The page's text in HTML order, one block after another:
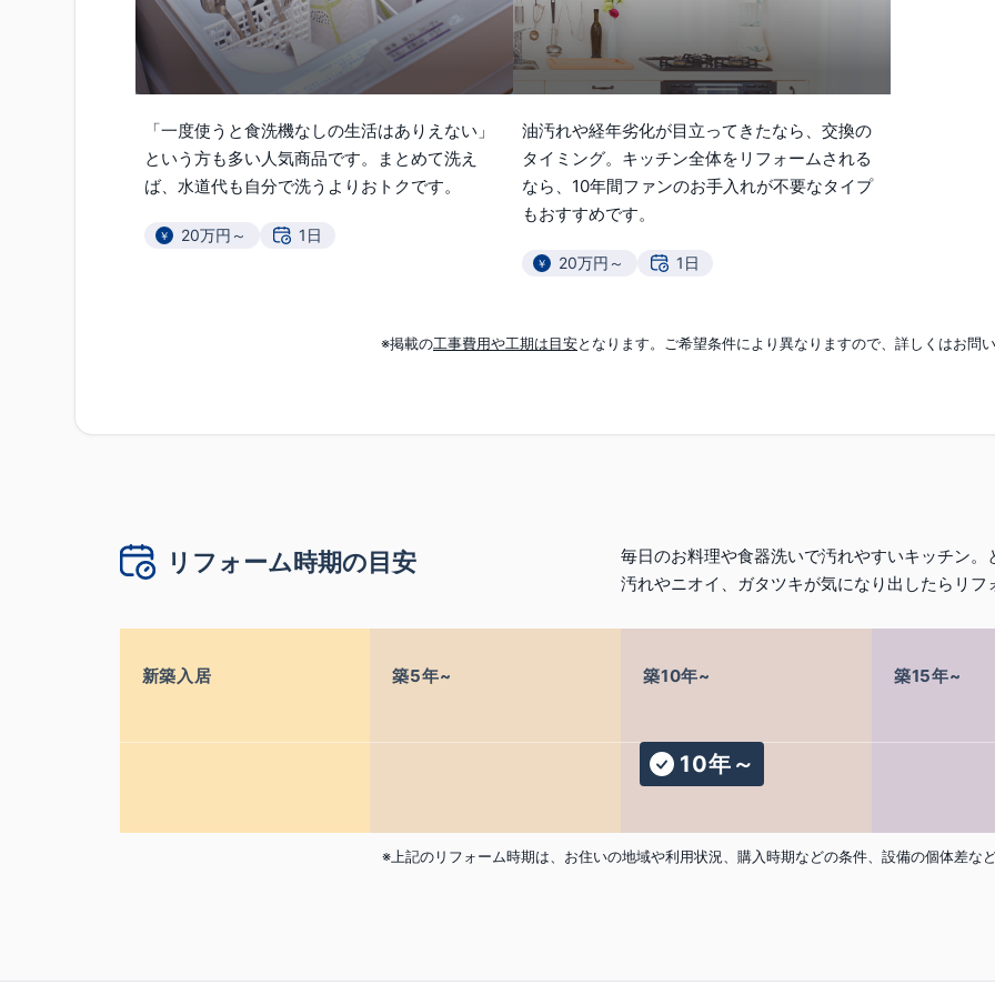
「一度使うと食洗機なしの生活はありえない」
という方も多い人気商品です。まとめて洗え
ば、水道代も自分で洗うよりおトクです。
20万円～ 1日
油汚れや経年劣化が目立ってきたなら、交換の
タイミング。キッチン全体をリフォームされる
なら、10年間ファンのお手入れが不要なタイプ
もおすすめです。
20万円～ 1日
※掲載の工事費用や工期は目安となります。ご希望条件により異なりますので、詳しくはお問い
リフォーム時期の目安
毎日のお料理や食器洗いで汚れやすいキッチン
汚れやニオイ、ガタツキが気になり出したらリフ
新築入居 築5年~ 築10年~ 築15年~
10年～
※上記のリフォーム時期は、お住いの地域や利用状況、購入時期などの条件、設備の個体差な